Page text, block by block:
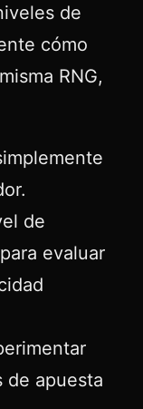
de
cómo
RNG,
de
evaluar
de apuesta